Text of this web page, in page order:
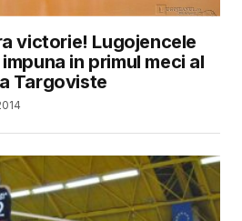
victorie! Lugojencele
in primul meci al
Targoviste